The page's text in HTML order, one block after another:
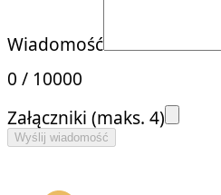
Wiadomość
0 / 10000
Załączniki (maks. 4)
Wyślij wiadomość